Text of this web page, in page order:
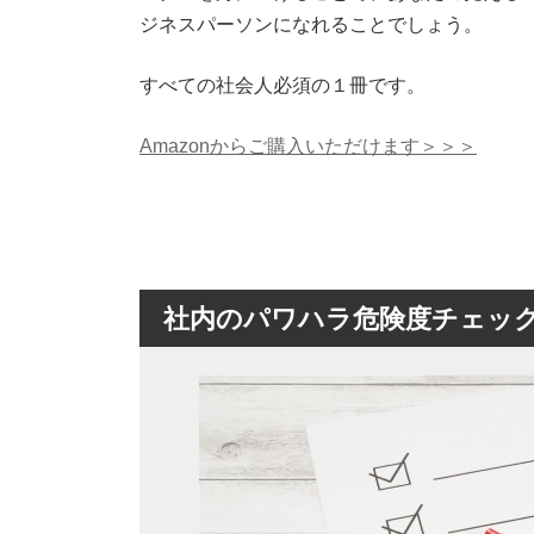
ジネスパーソンになれることでしょう。
すべての社会人必須の１冊です。
Amazonからご購入いただけます＞＞＞
社内のパワハラ危険度チェッ